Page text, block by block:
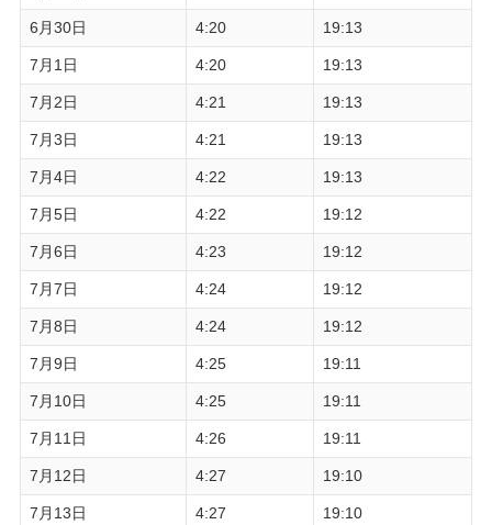
6月30日 4:20 19:13
7月1日 4:20 19:13
7月2日 4:21 19:13
7月3日 4:21 19:13
7月4日 4:22 19:13
7月5日 4:22 19:12
7月6日 4:23 19:12
7月7日 4:24 19:12
7月8日 4:24 19:12
7月9日 4:25 19:11
7月10日 4:25 19:11
7月11日 4:26 19:11
7月12日 4:27 19:10
7月13日 4:27 19:10